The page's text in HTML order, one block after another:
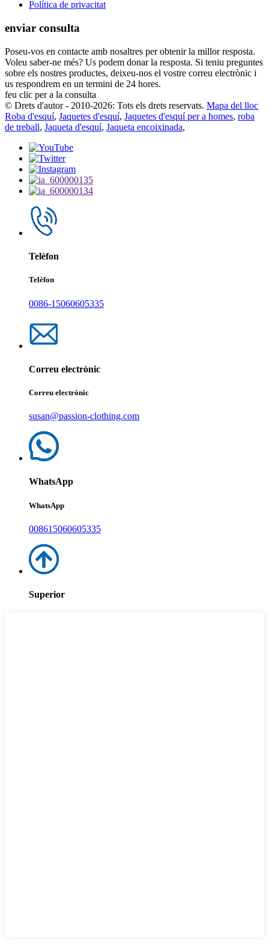
Política de privacitat
enviar consulta
Poseu-vos en contacte amb nosaltres per obtenir la millor resposta.
Voleu saber-ne més? Us podem donar la resposta. Si teniu preguntes
sobre els nostres productes, deixeu-nos el vostre correu electrònic i
us respondrem en un termini de 24 hores.
feu clic per a la consulta
© Drets d'autor - 2010-2026: Tots els drets reservats. Mapa del lloc
Roba d'esquí, Jaquetes d'esquí, Jaquetes d'esquí per a homes, roba
de treball, Jaqueta d'esquí, Jaqueta encoixinada,
Telèfon
Telèfon
0086-15060605335
Correu electrònic
Correu electrònic
susan@passion-clothing.com
WhatsApp
WhatsApp
008615060605335
Superior